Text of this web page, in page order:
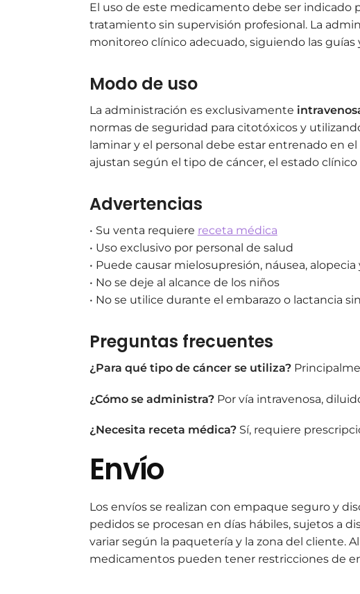
El uso de este medicamento debe ser indicado
tratamiento sin supervisión profesional. La
monitoreo clínico adecuado, siguiendo las
Modo de uso
La administración es exclusivamente
normas de seguridad para citotóxicos y
laminar y el personal debe estar entrenado en
ajustan según el tipo de cáncer, el estado
Advertencias
• Su venta requiere receta médica
• Uso exclusivo por personal de salud
• Puede causar mielosupresión, náusea,
• No se deje al alcance de los niños
• No se utilice durante el embarazo o lactancia
Preguntas frecuentes
¿Para qué tipo de cáncer se utiliza?
¿Cómo se administra?Por vía intravenosa,
¿Necesita receta médica?Sí, requiere
Envío
Los envíos se realizan con empaque seguro y
pedidos se procesan en días hábiles, sujetos a
variar según la paquetería y la zona del cliente.
medicamentos pueden tener restricciones de